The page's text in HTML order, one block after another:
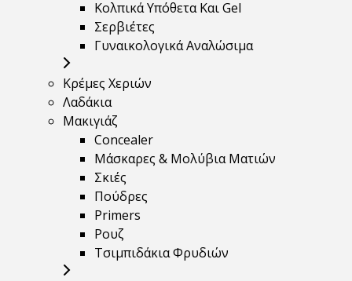
Κολπικά Υπόθετα Και Gel
Σερβιέτες
Γυναικολογικά Αναλώσιμα
Κρέμες Χεριών
Λαδάκια
Μακιγιάζ
Concealer
Μάσκαρες & Μολύβια Ματιών
Σκιές
Πούδρες
Primers
Ρουζ
Τσιμπιδάκια Φρυδιών